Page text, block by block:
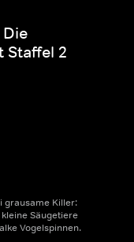
Die
Staffel 2
grausame Killer:
Säugetiere
Vogelspinnen.